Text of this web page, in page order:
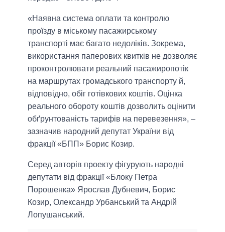
«Наявна система оплати та контролю
проїзду в міському пасажирському
транспорті має багато недоліків. Зокрема,
використання паперових квитків не дозволяє
проконтролювати реальний пасажиропотік
на маршрутах громадського транспорту й,
відповідно, обіг готівкових коштів. Оцінка
реального обороту коштів дозволить оцінити
обґрунтованість тарифів на перевезення», –
зазначив народний депутат України від
фракції «БПП» Борис Козир.
Серед авторів проекту фігурують народні
депутати від фракції «Блоку Петра
Порошенка» Ярослав Дубневич, Борис
Козир, Олександр Урбанський та Андрій
Лопушанський.